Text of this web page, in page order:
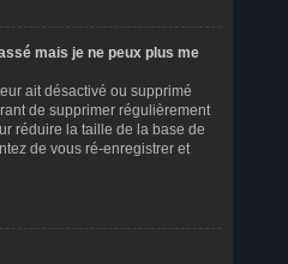
mais je ne peux plus me
ait désactivé ou supprimé
de supprimer régulièrement
réduire la taille de la base de
de vous ré-enregistrer et